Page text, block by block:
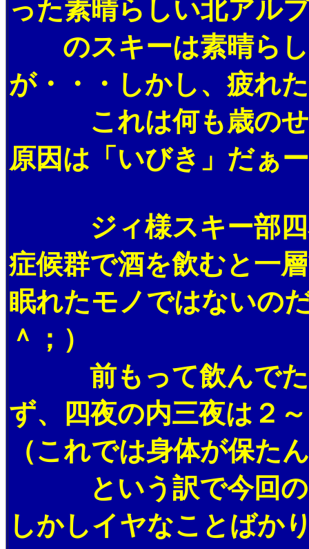
った素晴らしい北アル
のスキーは素晴らし
が・・・しかし、疲れ
これは何も歳のせ
原因は「いびき」だぁ
ジィ様スキー部四名
症候群で酒を飲むと一
眠れたモノではないの
＾；）
前もって飲んでた
ず、四夜の内三夜は２
（これでは身体が保た
という訳で今回の
しかしイヤなことばか